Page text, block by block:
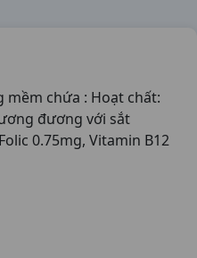
mềm chứa : Hoạt chất:
đương với sắt
0.75mg, Vitamin B12